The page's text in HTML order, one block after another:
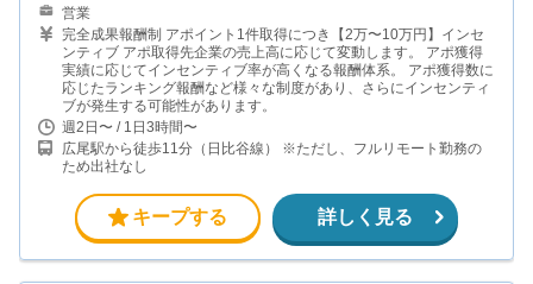
営業
完全成果報酬制 アポイント1件取得につき【2万〜10万円】インセ
ンティブ アポ取得先企業の売上高に応じて変動します。 アポ獲得
実績に応じてインセンティブ率が高くなる報酬体系。 アポ獲得数に
応じたランキング報酬など様々な制度があり、さらにインセンティ
ブが発生する可能性があります。
週2日〜 / 1日3時間〜
広尾駅から徒歩11分（日比谷線） ※ただし、フルリモート勤務の
ため出社なし
キープする 詳しく見る